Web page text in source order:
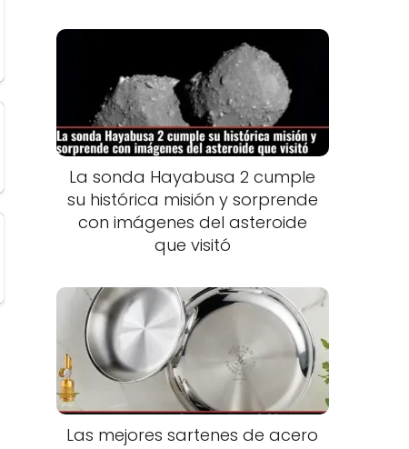
La sonda Hayabusa 2 cumple
su histórica misión y sorprende
con imágenes del asteroide
que visitó
Las mejores sartenes de acero